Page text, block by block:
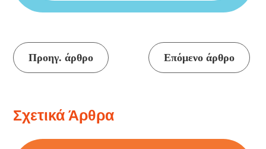
Συνέχεια
Προηγ. άρθρο Επόμενο άρθρο
Σχετικά Άρθρα